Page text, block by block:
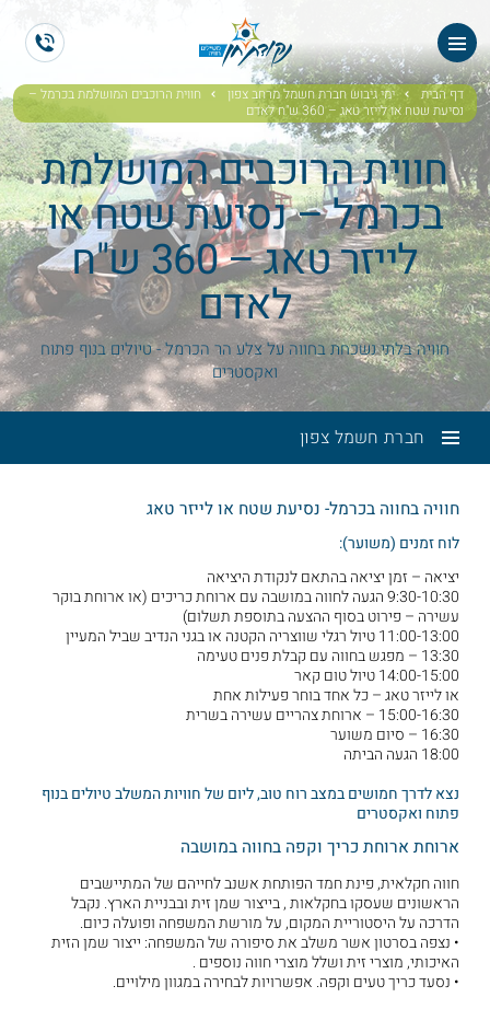
דף הבית ימי גיבוש חברת חשמל מרחב צפון
חווית הרוכבים המושלמת בכרמל –
נסיעת שטח או לייזר טאג – 360 ש"ח לאדם
חווית הרוכבים המושלמת
בכרמל – נסיעת שטח או
לייזר טאג – 360 ש"ח
לאדם
חוויה בלתי נשכחת בחווה על צלע הר הכרמל - טיולים בנוף פתוח
ואקסטרים
חברת חשמל צפון
חוויה בחווה בכרמל- נסיעת שטח או לייזר טאג
לוח זמנים (משוער):
יציאה – זמן יציאה בהתאם לנקודת היציאה
9:30-10:30 הגעה לחווה במושבה עם ארוחת כריכים (או ארוחת בוקר
עשירה – פירוט בסוף ההצעה בתוספת תשלום)
11:00-13:00 טיול רגלי שווצריה הקטנה או בגני הנדיב שביל המעיין
13:30 – מפגש בחווה עם קבלת פנים טעימה
14:00-15:00 טיול טום קאר
או לייזר טאג – כל אחד בוחר פעילות אחת
15:00-16:30 – ארוחת צהריים עשירה בשרית
16:30 – סיום משוער
18:00 הגעה הביתה
נצא לדרך חמושים במצב רוח טוב, ליום של חוויות המשלב טיולים בנוף
פתוח ואקסטרים
ארוחת ארוחת כריך וקפה בחווה במושבה
חווה חקלאית, פינת חמד הפותחת אשנב לחייהם של המתיישבים
הראשונים שעסקו בחקלאות , בייצור שמן זית ובבניית הארץ. נקבל
הדרכה על היסטוריית המקום, על מורשת המשפחה ופועלה כיום.
• נצפה בסרטון אשר משלב את סיפורה של המשפחה: ייצור שמן הזית
האיכותי, מוצרי זית ושלל מוצרי חווה נוספים .
• נסעד כריך טעים וקפה. אפשרויות לבחירה במגוון מילויים.
EN
ES